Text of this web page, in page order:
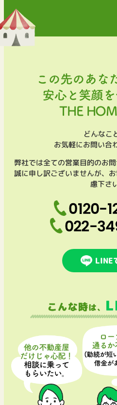
この先のあな
安心と笑顔
THE
どんなこ
お気軽にお問い合
弊社では全ての営業目的のお
誠に申し訳ございませんが、
慮下さ
0120-
022-
LINE